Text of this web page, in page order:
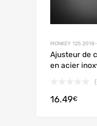
MONKEY 125
Ajusteur de
en acier
16.49€